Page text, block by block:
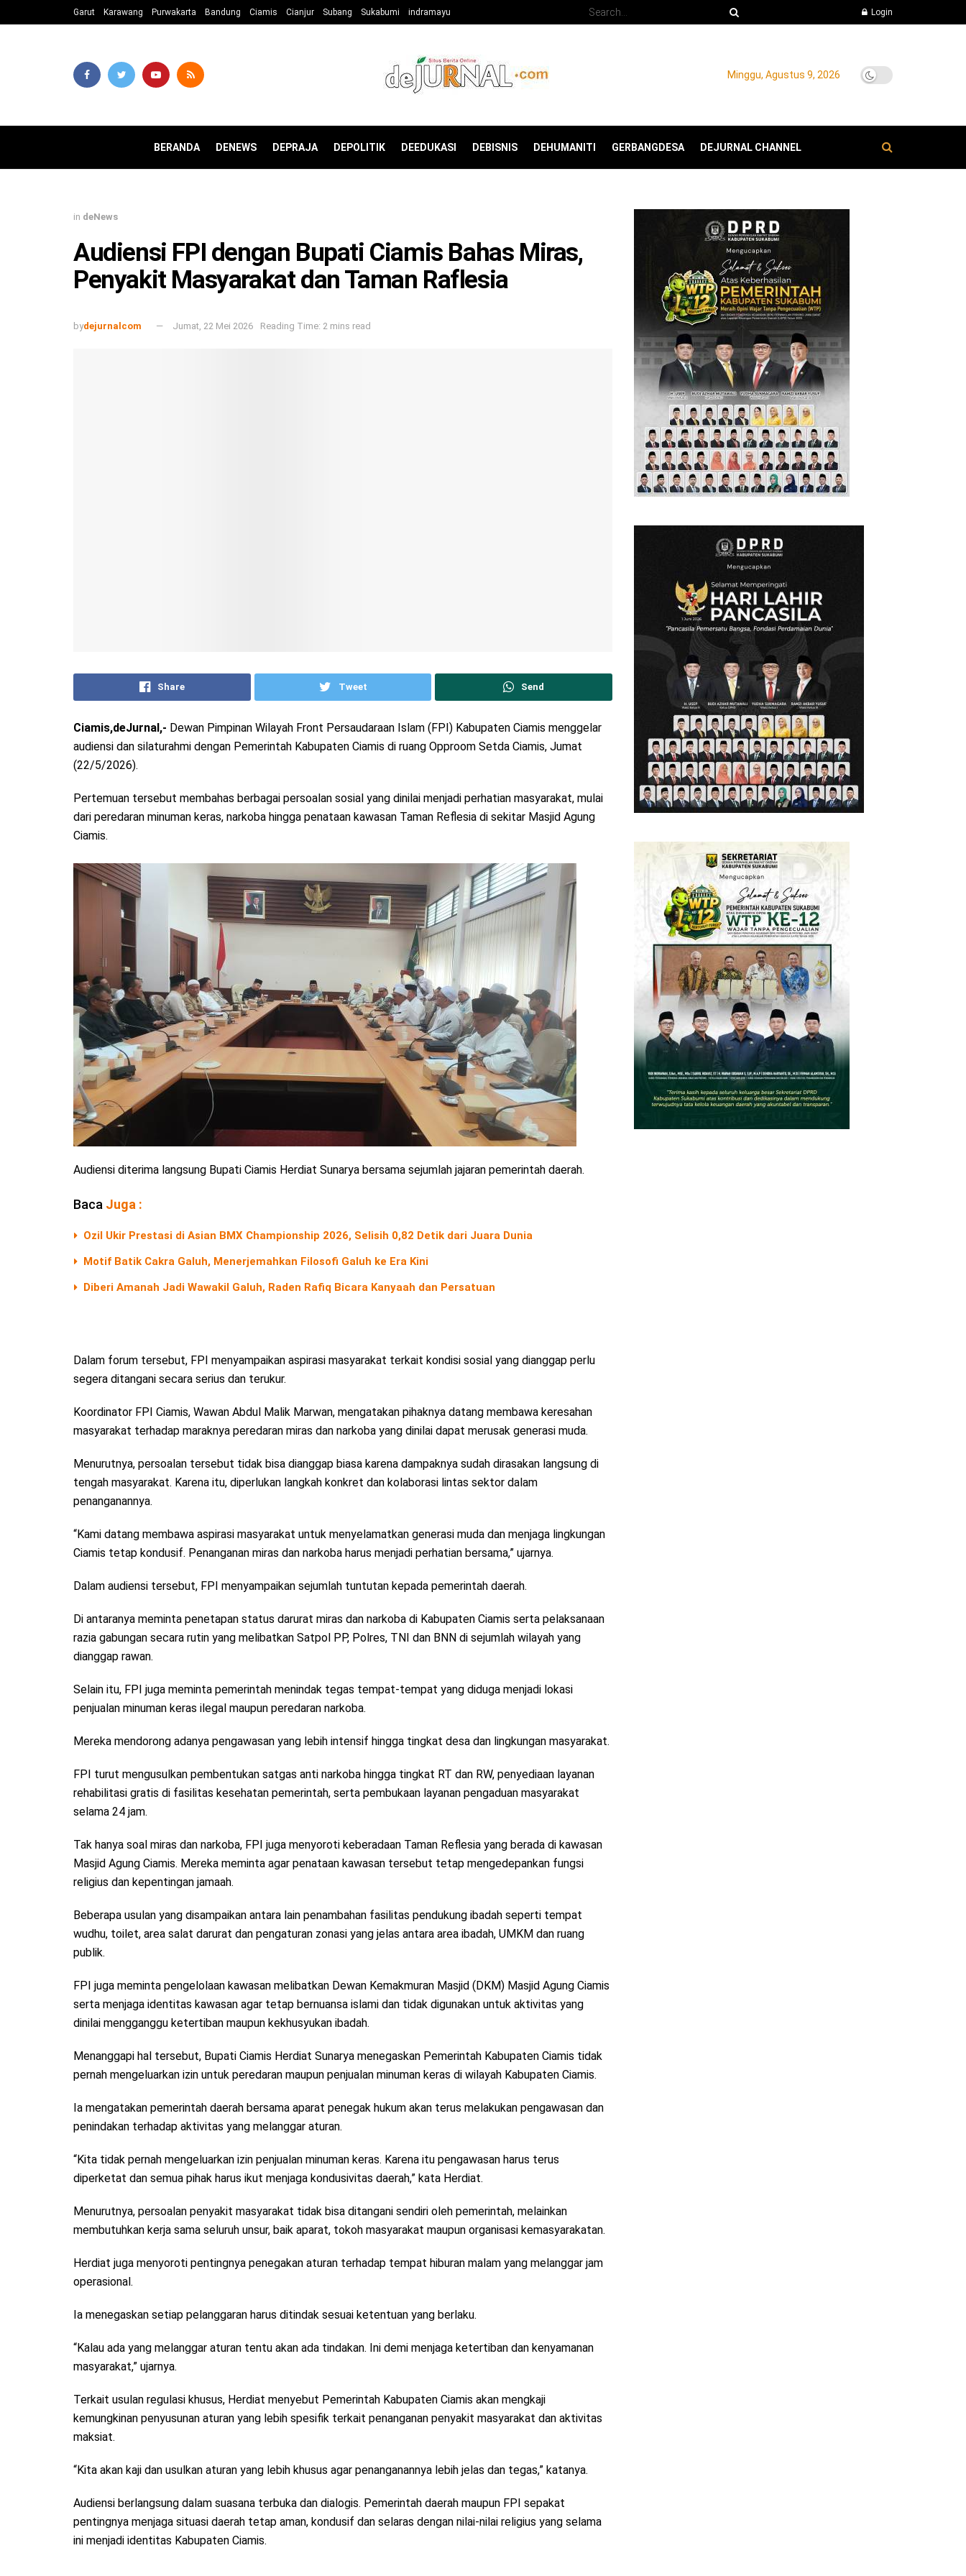
Garut Karawang Purwakarta Bandung Ciamis Cianjur Subang Sukabumi indramayu Login
Minggu, Agustus 9, 2026
BERANDA DENEWS DEPRAJA DEPOLITIK DEEDUKASI DEBISNIS DEHUMANITI GERBANGDESA DEJURNAL CHANNEL
in deNews
Audiensi FPI dengan Bupati Ciamis Bahas Miras,
Penyakit Masyarakat dan Taman Raflesia
bydejurnalcom Jumat, 22 Mei 2026 Reading Time: 2 mins read
Share Tweet Send
Ciamis,deJurnal,- Dewan Pimpinan Wilayah Front Persaudaraan Islam (FPI) Kabupaten Ciamis menggelar
audiensi dan silaturahmi dengan Pemerintah Kabupaten Ciamis di ruang Opproom Setda Ciamis, Jumat
(22/5/2026).
Pertemuan tersebut membahas berbagai persoalan sosial yang dinilai menjadi perhatian masyarakat, mulai
dari peredaran minuman keras, narkoba hingga penataan kawasan Taman Reflesia di sekitar Masjid Agung
Ciamis.
Audiensi diterima langsung Bupati Ciamis Herdiat Sunarya bersama sejumlah jajaran pemerintah daerah.
Baca Juga :
Ozil Ukir Prestasi di Asian BMX Championship 2026, Selisih 0,82 Detik dari Juara Dunia
Motif Batik Cakra Galuh, Menerjemahkan Filosofi Galuh ke Era Kini
Diberi Amanah Jadi Wawakil Galuh, Raden Rafiq Bicara Kanyaah dan Persatuan
Dalam forum tersebut, FPI menyampaikan aspirasi masyarakat terkait kondisi sosial yang dianggap perlu
segera ditangani secara serius dan terukur.
Koordinator FPI Ciamis, Wawan Abdul Malik Marwan, mengatakan pihaknya datang membawa keresahan
masyarakat terhadap maraknya peredaran miras dan narkoba yang dinilai dapat merusak generasi muda.
Menurutnya, persoalan tersebut tidak bisa dianggap biasa karena dampaknya sudah dirasakan langsung di
tengah masyarakat. Karena itu, diperlukan langkah konkret dan kolaborasi lintas sektor dalam
penanganannya.
“Kami datang membawa aspirasi masyarakat untuk menyelamatkan generasi muda dan menjaga lingkungan
Ciamis tetap kondusif. Penanganan miras dan narkoba harus menjadi perhatian bersama,” ujarnya.
Dalam audiensi tersebut, FPI menyampaikan sejumlah tuntutan kepada pemerintah daerah.
Di antaranya meminta penetapan status darurat miras dan narkoba di Kabupaten Ciamis serta pelaksanaan
razia gabungan secara rutin yang melibatkan Satpol PP, Polres, TNI dan BNN di sejumlah wilayah yang
dianggap rawan.
Selain itu, FPI juga meminta pemerintah menindak tegas tempat-tempat yang diduga menjadi lokasi
penjualan minuman keras ilegal maupun peredaran narkoba.
Mereka mendorong adanya pengawasan yang lebih intensif hingga tingkat desa dan lingkungan masyarakat.
FPI turut mengusulkan pembentukan satgas anti narkoba hingga tingkat RT dan RW, penyediaan layanan
rehabilitasi gratis di fasilitas kesehatan pemerintah, serta pembukaan layanan pengaduan masyarakat
selama 24 jam.
Tak hanya soal miras dan narkoba, FPI juga menyoroti keberadaan Taman Reflesia yang berada di kawasan
Masjid Agung Ciamis. Mereka meminta agar penataan kawasan tersebut tetap mengedepankan fungsi
religius dan kepentingan jamaah.
Beberapa usulan yang disampaikan antara lain penambahan fasilitas pendukung ibadah seperti tempat
wudhu, toilet, area salat darurat dan pengaturan zonasi yang jelas antara area ibadah, UMKM dan ruang
publik.
FPI juga meminta pengelolaan kawasan melibatkan Dewan Kemakmuran Masjid (DKM) Masjid Agung Ciamis
serta menjaga identitas kawasan agar tetap bernuansa islami dan tidak digunakan untuk aktivitas yang
dinilai mengganggu ketertiban maupun kekhusyukan ibadah.
Menanggapi hal tersebut, Bupati Ciamis Herdiat Sunarya menegaskan Pemerintah Kabupaten Ciamis tidak
pernah mengeluarkan izin untuk peredaran maupun penjualan minuman keras di wilayah Kabupaten Ciamis.
Ia mengatakan pemerintah daerah bersama aparat penegak hukum akan terus melakukan pengawasan dan
penindakan terhadap aktivitas yang melanggar aturan.
“Kita tidak pernah mengeluarkan izin penjualan minuman keras. Karena itu pengawasan harus terus
diperketat dan semua pihak harus ikut menjaga kondusivitas daerah,” kata Herdiat.
Menurutnya, persoalan penyakit masyarakat tidak bisa ditangani sendiri oleh pemerintah, melainkan
membutuhkan kerja sama seluruh unsur, baik aparat, tokoh masyarakat maupun organisasi kemasyarakatan.
Herdiat juga menyoroti pentingnya penegakan aturan terhadap tempat hiburan malam yang melanggar jam
operasional.
Ia menegaskan setiap pelanggaran harus ditindak sesuai ketentuan yang berlaku.
“Kalau ada yang melanggar aturan tentu akan ada tindakan. Ini demi menjaga ketertiban dan kenyamanan
masyarakat,” ujarnya.
Terkait usulan regulasi khusus, Herdiat menyebut Pemerintah Kabupaten Ciamis akan mengkaji
kemungkinan penyusunan aturan yang lebih spesifik terkait penanganan penyakit masyarakat dan aktivitas
maksiat.
“Kita akan kaji dan usulkan aturan yang lebih khusus agar penanganannya lebih jelas dan tegas,” katanya.
Audiensi berlangsung dalam suasana terbuka dan dialogis. Pemerintah daerah maupun FPI sepakat
pentingnya menjaga situasi daerah tetap aman, kondusif dan selaras dengan nilai-nilai religius yang selama
ini menjadi identitas Kabupaten Ciamis.